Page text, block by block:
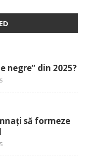
negre” din 2025?
să formeze